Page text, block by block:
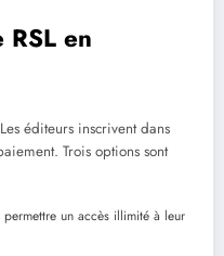
RSL en
éditeurs inscrivent dans
Trois options sont
un accès illimité à leur